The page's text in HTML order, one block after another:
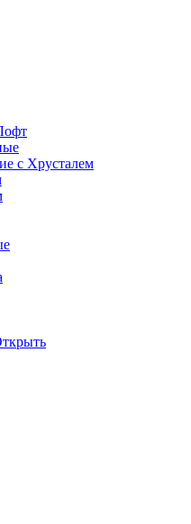
с Хрусталем